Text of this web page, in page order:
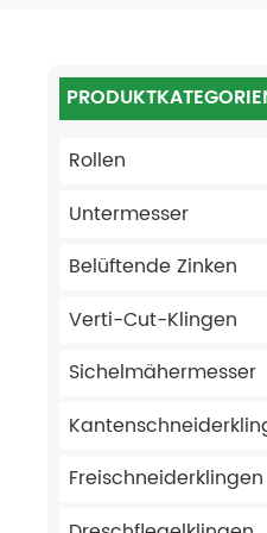
Rollen
Untermesser
Belüftende Zinken
Verti-Cut-Klingen
Sichelmähermesser
Freischneiderklingen